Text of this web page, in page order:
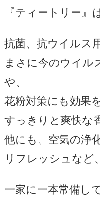
『ティートリー』
抗菌、抗ウイルス
まさに今のウイル
や、
花粉対策にも効果
すっきりと爽快な
他にも、空気の浄
リフレッシュなど
一家に一本常備し